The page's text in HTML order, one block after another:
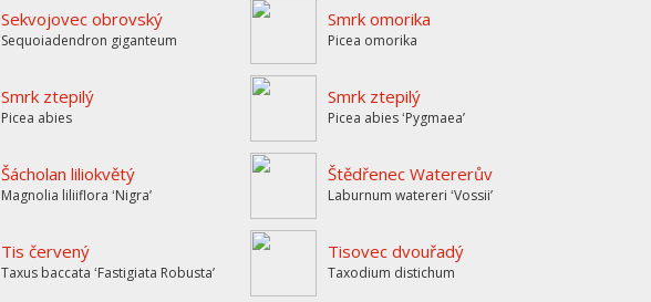
Sekvojovec obrovský
Sequoiadendron giganteum
Smrk omorika
Picea omorika
Smrk ztepilý
Picea abies
Smrk ztepilý
Picea abies ʻPygmaeaʼ
Šácholan liliokvětý
Magnolia liliiflora ʻNigraʼ
Štědřenec Watererův
Laburnum watereri ʻVossiiʼ
Tis červený
Taxus baccata ʻFastigiata Robustaʼ
Tisovec dvouřadý
Taxodium distichum